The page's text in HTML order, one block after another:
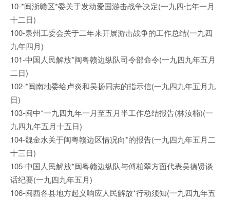
10-*闽浙赣区*委关于发动爱国游击战争决定(一九四七年一月
十二日)
100-泉州工委会关于二年来开展游击战争的工作总结(一九四
九年四月)
101-中国人民解放*闽粤赣边纵队司令部命令(一九四九年五月
二日)
102-*闽南地委给卢炎和吴扬同志的指示信(一九四九年五月九
日)
103-闽中*一九四九年一月至五月半工作总结报告(林汝楠)(一
九四九年五月十五日)
104-魏金水关于闽粤赣边区情况向*的报告(一九四九年五月二
十三日)
105-中国人民解放*闽粤赣边纵队与傅柏翠方面代表吴德贤谈
话纪要(一九四九年五月)
106-闽西各县地方起义响应人民解放*行动须知(一九四九年五